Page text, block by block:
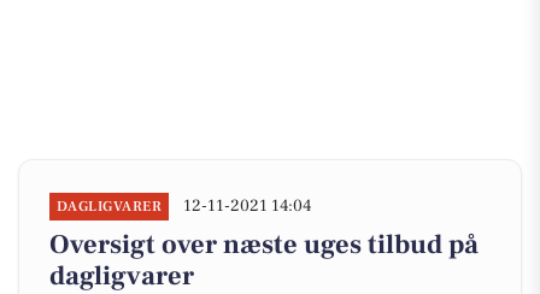
DAGLIGVARER 12-11-2021 14:04
Oversigt over næste uges tilbud på
dagligvarer